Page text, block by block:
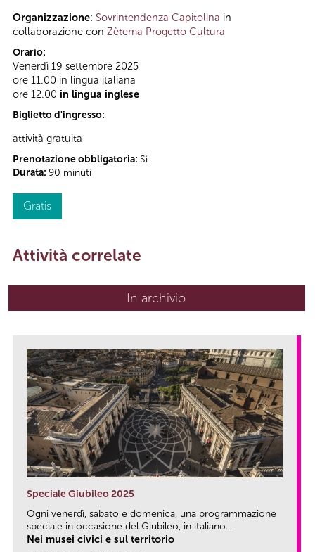
Organizzazione: Sovrintendenza Capitolina in
collaborazione con Zètema Progetto Cultura
Orario:
Venerdì 19 settembre 2025
ore 11.00 in lingua italiana
ore 12.00 in lingua inglese
Biglietto d'ingresso:
attività gratuita
Prenotazione obbligatoria: Sì
Durata: 90 minuti
Gratis
Attività correlate
In archivio
Speciale Giubileo 2025
Ogni venerdì, sabato e domenica, una programmazione
speciale in occasione del Giubileo, in italiano...
Nei musei civici e sul territorio